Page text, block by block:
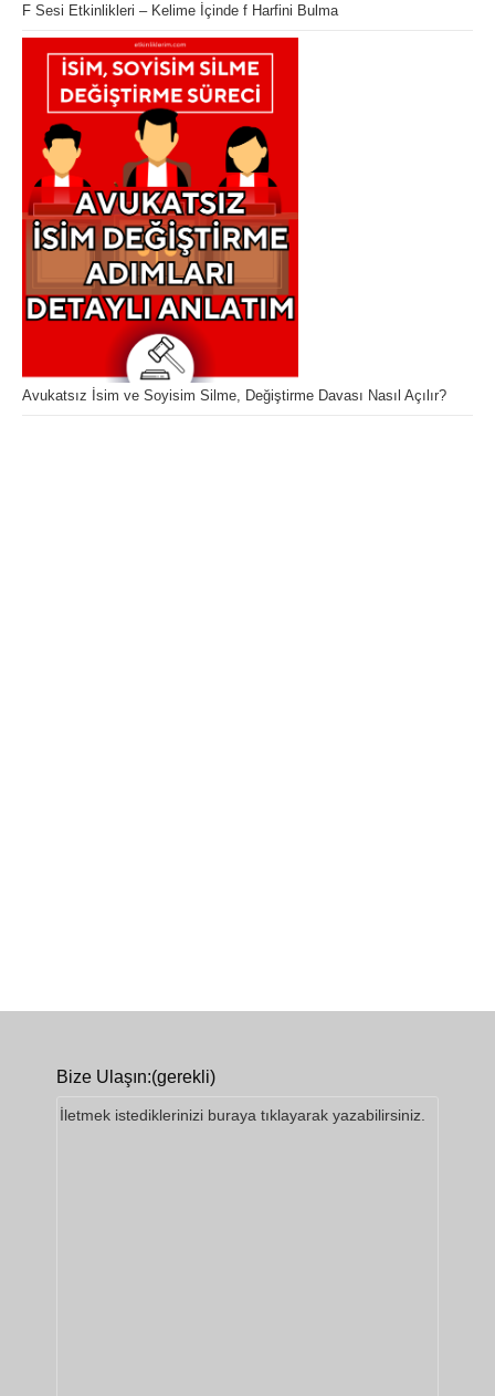
F Sesi Etkinlikleri – Kelime İçinde f Harfini Bulma
Avukatsız İsim ve Soyisim Silme, Değiştirme Davası Nasıl Açılır?
Bize Ulaşın:(gerekli)